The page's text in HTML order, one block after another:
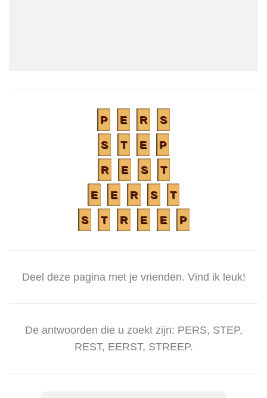
P E R S
S T E P
R E S T
E E R S T
S T R E E P
Deel deze pagina met je vrienden. Vind ik leuk!
De antwoorden die u zoekt zijn: PERS, STEP,
REST, EERST, STREEP.